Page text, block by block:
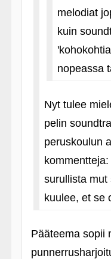
melodiat
kuin
nopeassa
Nyt tulee
pelin
peruskoulun
surullista mut
kuulee, et se
Pääteema sopii